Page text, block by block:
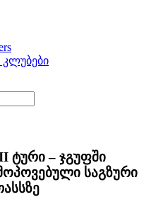
ტური – ჯგუფში
საგზური